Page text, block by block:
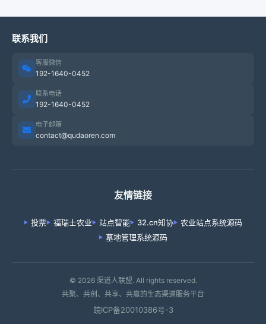
联系我们
客服微信
192-1640-0452
联系电话
192-1640-0452
电子邮箱
contact@qudaoren.com
友情链接
投票 福瑞士农业 站点智能 32.cn知协
农业站点系统源码
墓地管理系统源码
© 2026 渠道人联盟. All rights reserved.
共聚、共创、共享、共赢的生态渠道服务平台
皖ICP备20010386号-3